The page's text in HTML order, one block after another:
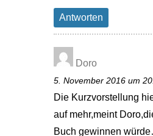
Antworten
Doro
5. November 2016 um
Die Kurzvorstellung
auf mehr,meint
Buch gewinnen